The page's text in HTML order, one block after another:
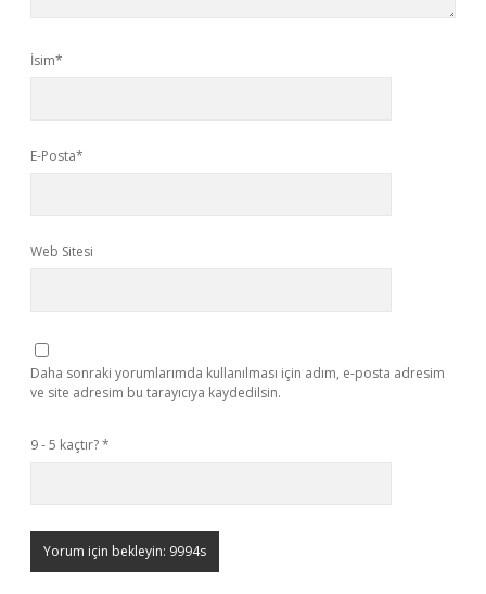
İsim*
E-Posta*
Web Sitesi
Daha sonraki yorumlarımda kullanılması için adım, e-posta adresim
ve site adresim bu tarayıcıya kaydedilsin.
9 - 5 kaçtır?*